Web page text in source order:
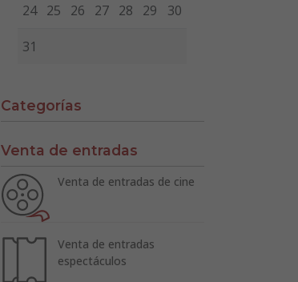
24 25 26 27 28 29 30
31
Categorías
Venta de entradas
Venta de entradas de cine
Venta de entradas
espectáculos